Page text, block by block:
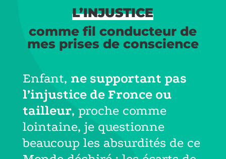
L’INJUSTICE
comme fil conducteur de
mes prises de conscience
Enfant, ne supportant pas
l’injustice de Fronce ou
tailleur, proche comme
lointaine, je questionne
beaucoup les absurdités de ce